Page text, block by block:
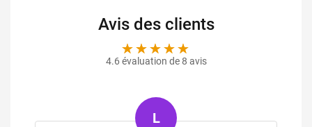
Avis des clients
4.6 évaluation de 8 avis
A